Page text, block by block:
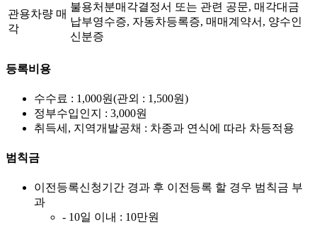
관용차량 매
각
불용처분매각결정서 또는 관련 공문, 매각대금
납부영수증, 자동차등록증, 매매계약서, 양수인
신분증
등록비용
수수료 : 1,000원(관외 : 1,500원)
정부수입인지 : 3,000원
취득세, 지역개발공채 : 차종과 연식에 따라 차등적용
범칙금
이전등록신청기간 경과 후 이전등록 할 경우 범칙금 부
과
- 10일 이내 : 10만원